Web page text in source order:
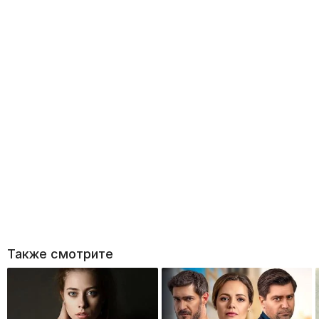
Также смотрите